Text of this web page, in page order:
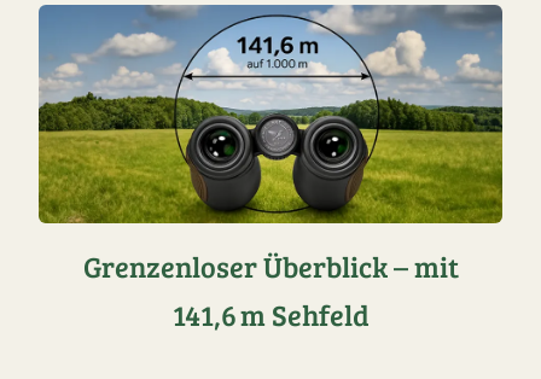
Grenzenloser Überblick – mit
141,6 m Sehfeld